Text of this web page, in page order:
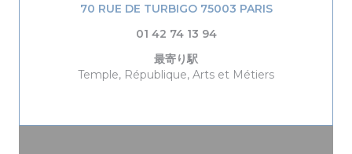
70 RUE DE TURBIGO 75003 PARIS((新しいウィン
01 42 74 13 94
最寄り駅
Temple, République, Arts et Métiers